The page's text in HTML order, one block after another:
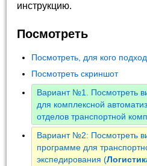
инструкцию.
Посмотреть
Посмотреть, для кого
Посмотреть скриншот
Вариант №1. Посмотреть
для комплексной
отделов транспортной
Вариант №2: Посмотреть
программе для
экспедирования (